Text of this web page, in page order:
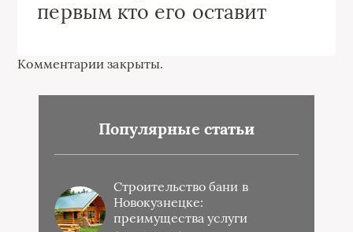
первым кто его оставит
Комментарии закрыты.
Популярные статьи
Строительство бани в
Новокузнецке:
преимущества услуги